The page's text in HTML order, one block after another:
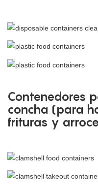
Contenedores
concha (para
frituras y